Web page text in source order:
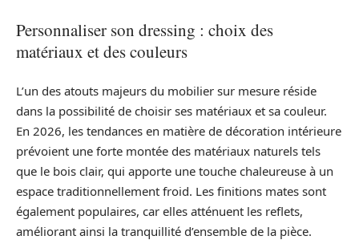
Personnaliser son dressing : choix des
matériaux et des couleurs
L’un des atouts majeurs du mobilier sur mesure réside
dans la possibilité de choisir ses matériaux et sa couleur.
En 2026, les tendances en matière de décoration intérieure
prévoient une forte montée des matériaux naturels tels
que le bois clair, qui apporte une touche chaleureuse à un
espace traditionnellement froid. Les finitions mates sont
également populaires, car elles atténuent les reflets,
améliorant ainsi la tranquillité d’ensemble de la pièce.